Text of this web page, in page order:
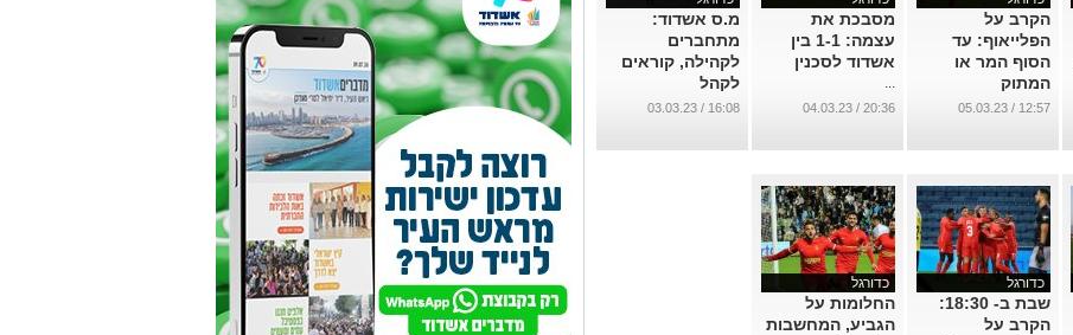
הקרב על
הפלייאוף: עד
הסוף המר או
המתוק
...
12:57 / 05.03.23
מסבכת את
עצמה: 1-1 בין
אשדוד לסכנין
...
20:36 / 04.03.23
מ.ס אשדוד:
מתחברים
לקהילה, קוראים
לקהל
...
16:08 / 03.03.23
כדורגל
שבת ב- 18:30:
הקרב על
כדורגל
החלומות על
הגביע, המחשבות